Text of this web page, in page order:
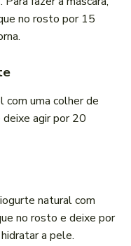
no rosto por 15
com uma colher de
agir por 20
natural com
no rosto e deixe por
a pele.